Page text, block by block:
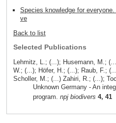
Species knowledge for
ve
Back to list
Selected Publications
Lehmitz, L.; (...); Husemann, M.;
W.; (...); Höfer, H.; (...); Raub, F.;
Scholler, M.; (...) Zahiri, R.; (...);
Unknown Germany - An
program. npj biodivers 4, 41